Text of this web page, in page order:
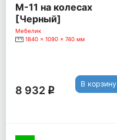
М-11 на колесах
[Черный]
Мебелик
1840 x 1090 x 740 мм
8 932 q
В корзину